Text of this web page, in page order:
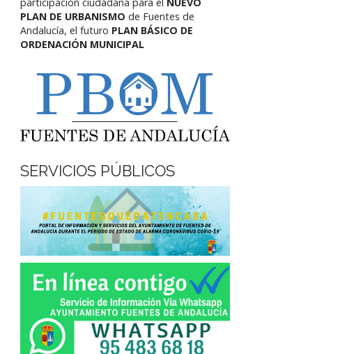
PLAN DE URBANISMOde Fuentes de
Andalucía, el futuro PLAN BÁSICO DE
ORDENACIÓN MUNICIPAL
SERVICIOS PÚBLICOS